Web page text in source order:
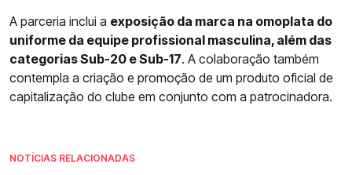
A parceria inclui a exposição da marca na omoplata do
uniforme da equipe profissional masculina, além das
categorias Sub-20 e Sub-17. A colaboração também
contempla a criação e promoção de um produto oficial de
capitalização do clube em conjunto com a patrocinadora.
NOTÍCIAS RELACIONADAS